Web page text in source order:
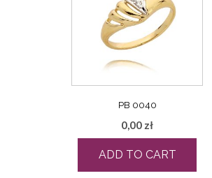
PB 0040
0,00 zł
ADD TO CART